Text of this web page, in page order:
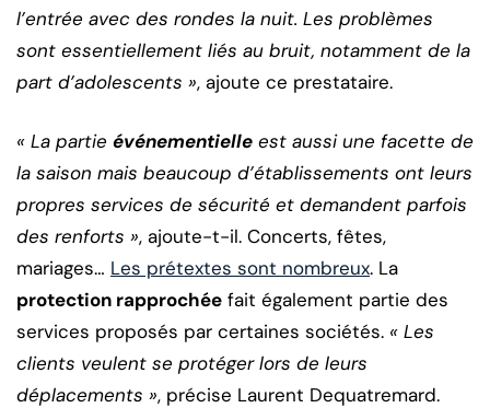
l’entrée avec des rondes la nuit. Les problèmes
sont essentiellement liés au bruit, notamment de la
part d’adolescents », ajoute ce prestataire.
« La partie événementielle est aussi une facette de
la saison mais beaucoup d’établissements ont leurs
propres services de sécurité et demandent parfois
des renforts », ajoute-t-il. Concerts, fêtes,
mariages… Les prétextes sont nombreux. La
protection rapprochée fait également partie des
services proposés par certaines sociétés. « Les
clients veulent se protéger lors de leurs
déplacements », précise Laurent Dequatremard.